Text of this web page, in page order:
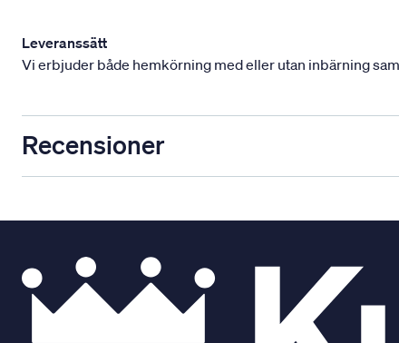
Leveranssätt
Vi erbjuder både hemkörning med eller utan inbärning
Recensioner